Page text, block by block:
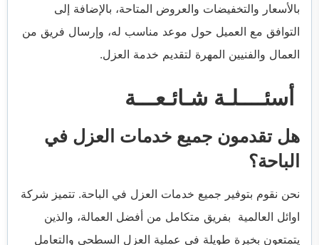
بالأسعار والتخفيضات والعروض المتاحة، بالإضافة إلى
التوافق مع العميل حول موعد مناسب له، وإرسال فريق من
العمال والفنيين المهرة لتقديم خدمة العزل.
أسئــــلـة شـائـعـــة
هل تقدمون جميع خدمات العزل في
الباحة؟
نحن نقوم بتوفير جميع خدمات العزل في الباحة. تتميز شركة
اوائل العالمية بفريق متكامل من أفضل العمالة، والذين
يتمتعون بخبرة طويلة في عملية العزل السطحي والتعامل